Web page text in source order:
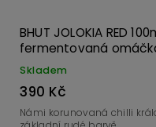
BHUT JOLOKIA RED
fermentovaná
Skladem
390 Kč
Námi korunovaná chilli